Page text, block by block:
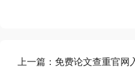
上一篇：